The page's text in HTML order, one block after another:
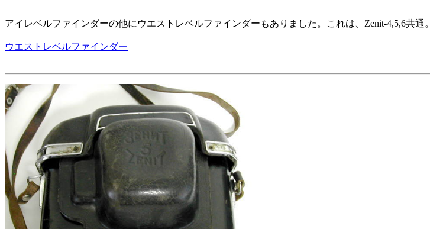
アイレベルファインダーの他にウエストレベルファインダーもありました。これは、Zenit-4,5,6共通。
ウエストレベルファインダー